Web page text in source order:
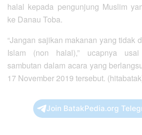
halal kepada pengunjung Muslim
ke Danau Toba.
“Jangan sajikan makanan yang tidak
Islam (non halal),” ucapnya
sambutan dalam acara yang
17 November 2019 tersebut.
Join BatakPedia.org